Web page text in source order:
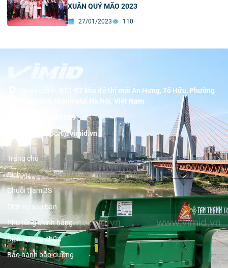
XUÂN QUÝ MÃO 2023
27/01/2023 110
BT1-07 khu đô thị mới An Hưng, Tố Hữu, Phường
Dương Nội, thành phố Hà Nội, Việt Nam
19001089
support@vimid.vn
Trang chủ
Dịch vụ
Chuỗi trạm 3S
Dịch vụ sau bán
Phụ tùng chính hãng
Dịch vụ sửa chữa
Bảo hành bảo dưỡng